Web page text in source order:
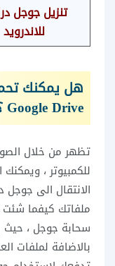
تنزيل جوجل
للاندرويد
هل يمكنك
Google Drive
تظهر من خلال
للكمبيوتر ،
الانتقال الى جوجل
ملفاتك كيفما شئت
سحابة جوجل ، حيث